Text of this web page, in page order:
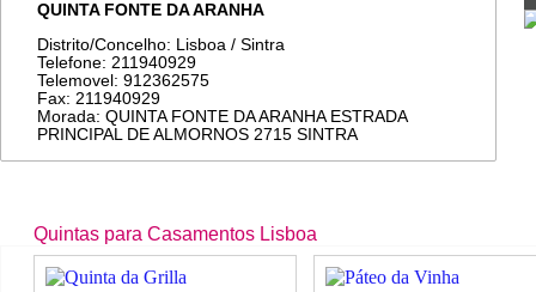
QUINTA FONTE DA ARANHA
Distrito/Concelho: Lisboa / Sintra
Telefone: 211940929
Telemovel: 912362575
Fax: 211940929
Morada: QUINTA FONTE DA ARANHA ESTRADA
PRINCIPAL DE ALMORNOS 2715 SINTRA
Quintas para Casamentos Lisboa